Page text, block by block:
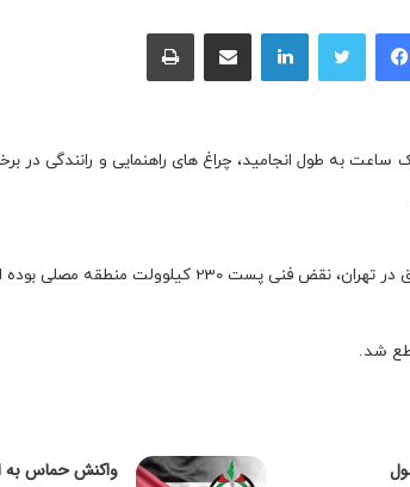
فیسبوک لینکداین
به طول انجامید، چراغ های راهنمایی و رانندگی در
230 کیلوولت منطقه مصلی بوده است.
واکنش حماس به